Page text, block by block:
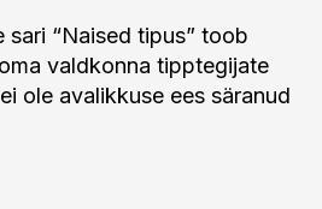
sari “Naised tipus” toob
valdkonna tipptegijate
ole avalikkuse ees säranud